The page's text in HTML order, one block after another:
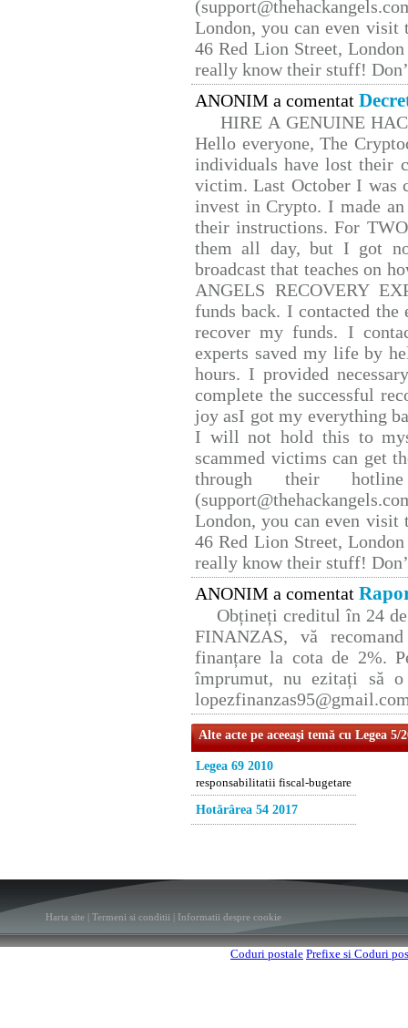
London, you can even
46 Red Lion Street,
really know their stuff!
ANONIM a comentat
HIRE A GENUINE
Hello everyone, The
individuals have lost their
victim. Last October I was
invest in Crypto. I made
their instructions. For
them all day, but I got
broadcast that teaches on
ANGELS RECOVERY
funds back. I contacted
recover my funds. I
experts saved my life by
hours. I provided
complete the successful
joy asI got my everything
I will not hold this to
scammed victims can get
through their hotline
London, you can even
46 Red Lion Street,
really know their stuff!
ANONIM a comentat
Obțineți creditul în 24
FINANZAS, vă
finanțare la cota de 2%.
împrumut, nu ezitați să
Alte acte pe aceeaşi temă cu Legea 5/
Legea 69 2010
responsabilitatii fiscal-bugetare
Hotărârea 54 2017
Harta site Termeni si conditii Informatii despre cookie
Coduri postale Prefixe si Coduri